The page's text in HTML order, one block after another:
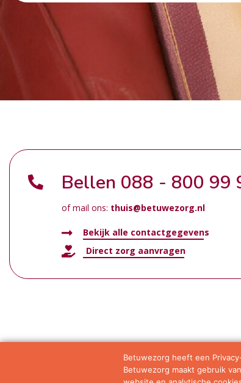
Bellen 088 - 800 99
of mail ons: thuis@betuwezorg.nl
Bekijk alle contactgegevens
Direct zorg aanvragen
Privacy statement
Betuwezorg heeft een
Betuwezorg maakt gebruik